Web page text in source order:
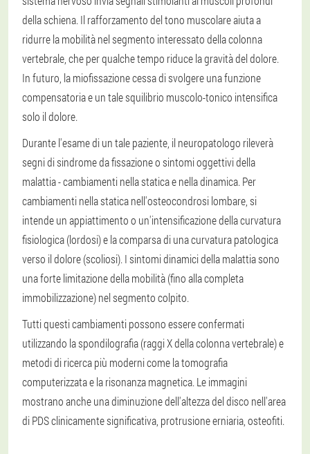
della schiena. Il rafforzamento del tono muscolare aiuta a
ridurre la mobilità nel segmento interessato della colonna
vertebrale, che per qualche tempo riduce la gravità del dolore.
In futuro, la miofissazione cessa di svolgere una funzione
compensatoria e un tale squilibrio muscolo-tonico intensifica
solo il dolore.
Durante l'esame di un tale paziente, il neuropatologo rileverà
segni di sindrome da fissazione o sintomi oggettivi della
malattia - cambiamenti nella statica e nella dinamica. Per
cambiamenti nella statica nell'osteocondrosi lombare, si
intende un appiattimento o un'intensificazione della curvatura
fisiologica (lordosi) e la comparsa di una curvatura patologica
verso il dolore (scoliosi). I sintomi dinamici della malattia sono
una forte limitazione della mobilità (fino alla completa
immobilizzazione) nel segmento colpito.
Tutti questi cambiamenti possono essere confermati
utilizzando la spondilografia (raggi X della colonna vertebrale) e
metodi di ricerca più moderni come la tomografia
computerizzata e la risonanza magnetica. Le immagini
mostrano anche una diminuzione dell'altezza del disco nell'area
di PDS clinicamente significativa, protrusione erniaria, osteofiti.